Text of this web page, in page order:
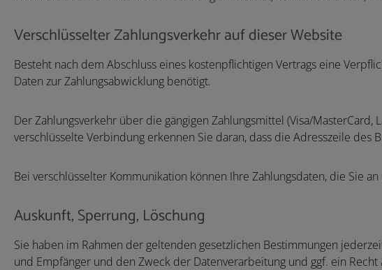
Verschlüsselter Zahlungsverkehr auf dieser Website
Besteht nach dem Abschluss eines kostenpflichtigen Vertrags eine
Daten zur Zahlungsabwicklung benötigt.
Der Zahlungsverkehr über die gängigen Zahlungsmittel (Visa/
verschlüsselte Verbindung erkennen Sie daran, dass die Adresszeile
Bei verschlüsselter Kommunikation können Ihre Zahlungsdaten, die Sie
Auskunft, Sperrung, Löschung
Sie haben im Rahmen der geltenden gesetzlichen Bestimmungen
und Empfänger und den Zweck der Datenverarbeitung und ggf. ein